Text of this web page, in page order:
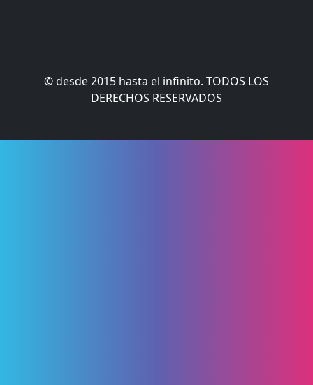
© desde 2015 hasta el infinito. TODOS LOS
DERECHOS RESERVADOS